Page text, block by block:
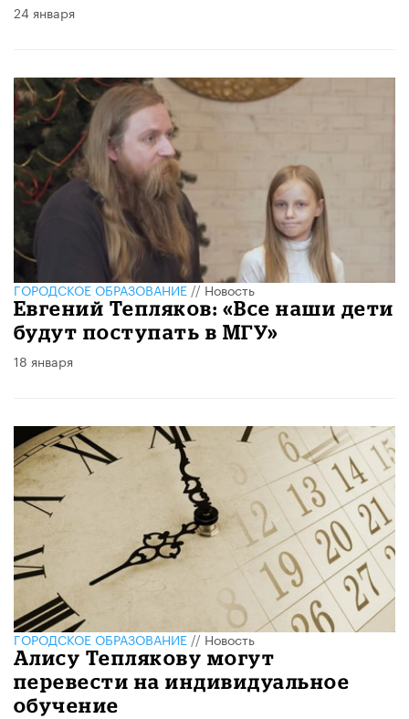
24 января
ГОРОДСКОЕ ОБРАЗОВАНИЕ//Новость
Евгений Тепляков: «Все наши дети
будут поступать в МГУ»
18 января
ГОРОДСКОЕ ОБРАЗОВАНИЕ//Новость
Алису Теплякову могут
перевести на индивидуальное
обучение